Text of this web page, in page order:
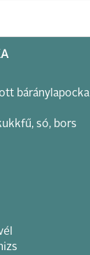
báránylapocka
só, bors